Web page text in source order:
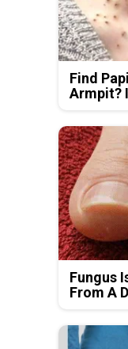
Find
Armpit?
Fungus
From A